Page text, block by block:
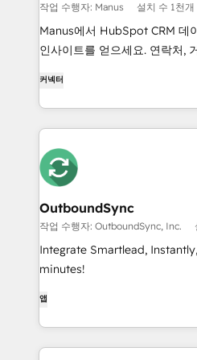
작업 수행자: Manus 설치 수 1천개
Manus에서 HubSpot CRM 데
인사이트를 얻으세요. 연락처,
커넥터
OutboundSync
작업 수행자: OutboundSync, Inc.
Integrate Smartlead,
minutes!
앱